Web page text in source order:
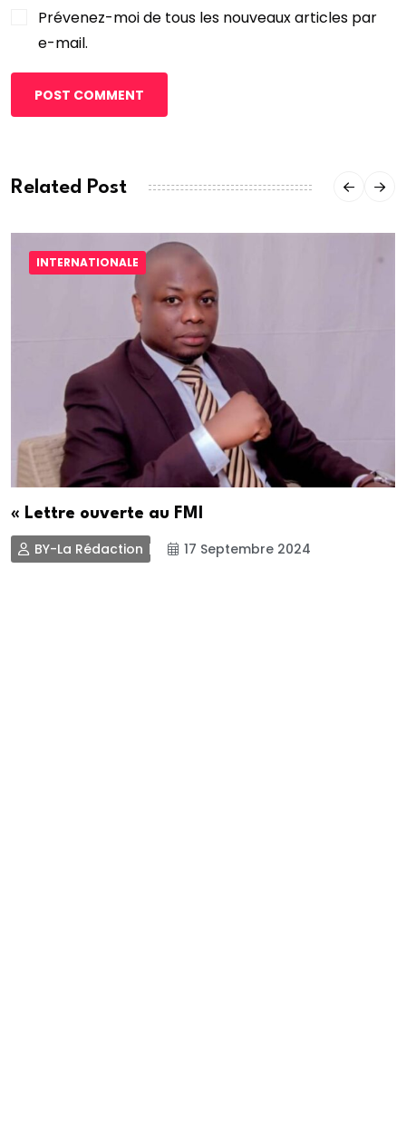
Prévenez-moi de tous les nouveaux articles par
e-mail.
POST COMMENT
Related Post
INTERNATIONALE
« Lettre ouverte au FMI
BY-La Rédaction 17 Septembre 2024